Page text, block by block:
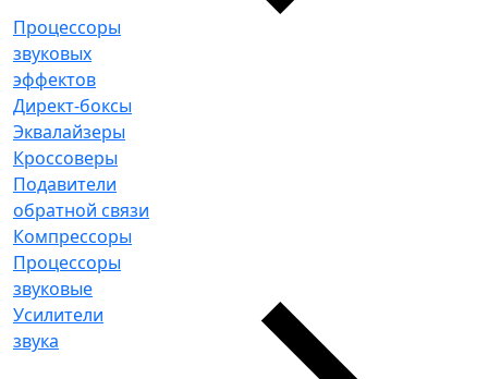
Процессоры
звуковых
эффектов
Директ-боксы
Эквалайзеры
Кроссоверы
Подавители
обратной связи
Компрессоры
Процессоры
звуковые
Усилители
звука